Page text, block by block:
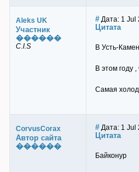
Aleks UK
Участник
������
C.I.S
# Дата: 1 Jul
Цитата
В Усть-
В этом году
Самая
CorvusCorax
Автор сайта
������
# Дата: 1 Jul
Цитата
Байконур